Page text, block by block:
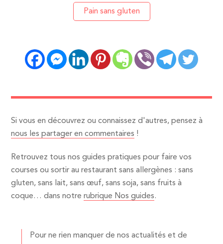
Pain sans gluten
Si vous en découvrez ou connaissez d'autres, pensez à
nous les partager en commentaires !
Retrouvez tous nos guides pratiques pour faire vos
courses ou sortir au restaurant sans allergènes : sans
gluten, sans lait, sans œuf, sans soja, sans fruits à
coque… dans notrerubrique Nos guides.
Pour ne rien manquer de nos actualités et de